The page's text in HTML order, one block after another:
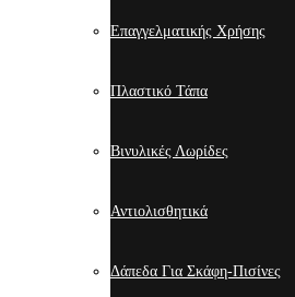
Επαγγελματικής Χρήσης
Πλαστικό Τάπα
Βινυλικές Λωρίδες
Αντιολισθητικά
Δάπεδα Για Σκάφη-Πισίνες